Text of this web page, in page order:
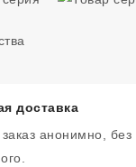
доставка
анонимно, без